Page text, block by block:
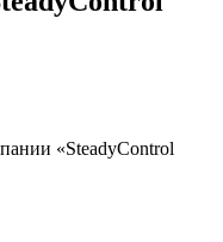
«SteadyControl